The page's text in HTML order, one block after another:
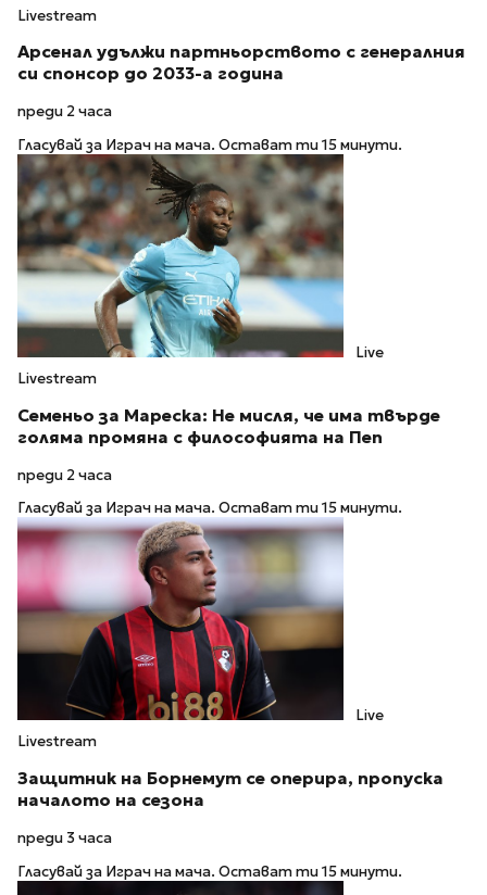
Livestream
Арсенал удължи партньорството с генералния
си спонсор до 2033-а година
преди 2 часа
Гласувай за Играч на мача. Остават ти 15 минути.
Live
Livestream
Семеньо за Мареска: Не мисля, че има твърде
голяма промяна с философията на Пеп
преди 2 часа
Гласувай за Играч на мача. Остават ти 15 минути.
Live
Livestream
Защитник на Борнемут се оперира, пропуска
началото на сезона
преди 3 часа
Гласувай за Играч на мача. Остават ти 15 минути.